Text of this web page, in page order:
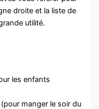
droite et la liste de
utilité.
les enfants
manger le soir du